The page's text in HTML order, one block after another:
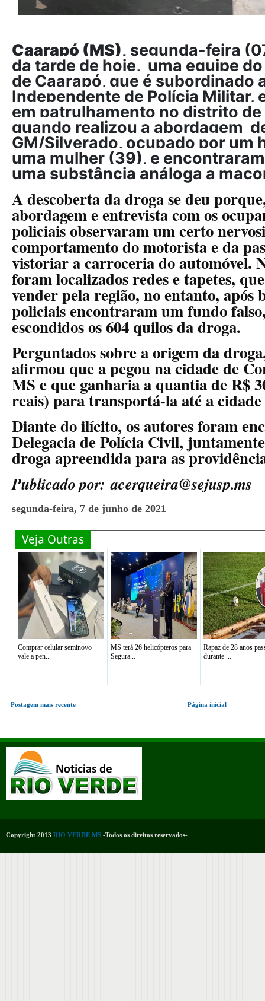
Caarapó (MS), segunda-feira
da tarde de hoje, uma equipe do
de Caarapó, que é subordinado
Independente de Polícia Militar,
em patrulhamento no distrito
quando realizou a abordagem
GM/Silverado, ocupado por um
uma mulher (39), e
uma substância análoga a
A descoberta da droga se deu
abordagem e entrevista com os
policiais observaram um certo
comportamento do motorista e da
vistoriar a carroceria do automóvel.
foram localizados redes e tapetes,
vender pela região, no entanto, após
policiais encontraram um fundo
escondidos os 604 quilos da droga.
Perguntados sobre a origem da
afirmou que a pegou na cidade de
MS e que ganharia a quantia de R$
reais) para transportá-la até a cidade
Diante do ilícito, os autores foram
Delegacia de Polícia Civil,
droga apreendida para as
Publicado por:acerqueira@sejusp.ms
segunda-feira, 7 de junho de 2021
Veja Outras
Comprar celular seminovo
vale a pen...
MS terá 26 helicópteros para
Segura...
Rapaz de 28 anos
durante ...
Postagem mais recente Página inicial
Copyright 2013 RIO VERDE MS -Todos os direitos reservados-